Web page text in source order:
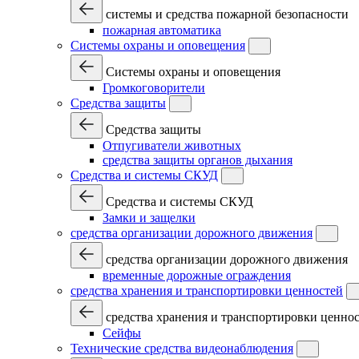
системы и средства пожарной безопасности
пожарная автоматика
Системы охраны и оповещения
Системы охраны и оповещения
Громкоговорители
Средства защиты
Средства защиты
Отпугиватели животных
средства защиты органов дыхания
Средства и системы СКУД
Средства и системы СКУД
Замки и защелки
средства организации дорожного движения
средства организации дорожного движения
временные дорожные ограждения
средства хранения и транспортировки ценностей
средства хранения и транспортировки
Сейфы
Технические средства видеонаблюдения